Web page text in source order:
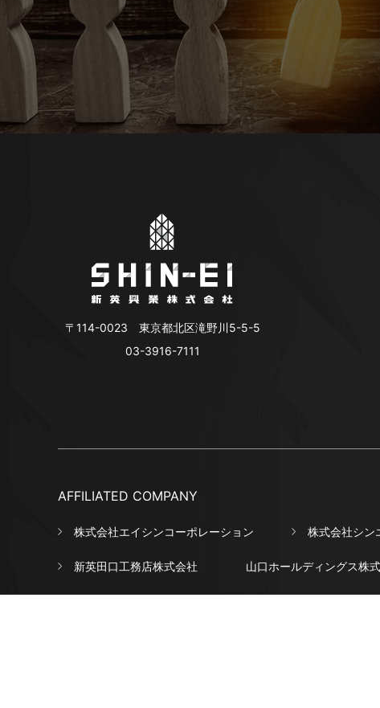
〒114-0023 東京都北区滝野川5-5-5
03-3916-7111
AFFILIATED COMPANY
株式会社エイシンコーポレーション 株式会社シン
新英田口工務店株式会社 山口ホールディングス株